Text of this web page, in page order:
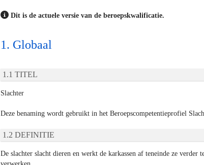
Dit is de actuele versie van de beroepskwalificatie.
Globaal
TITEL
Slachter
Deze benaming wordt gebruikt in het Beroepscompetentieprofiel
DEFINITIE
De slachter slacht dieren en werkt de karkassen af teneinde ze verder